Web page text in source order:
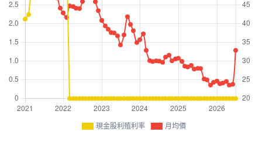
現金股利殖利率 月均價